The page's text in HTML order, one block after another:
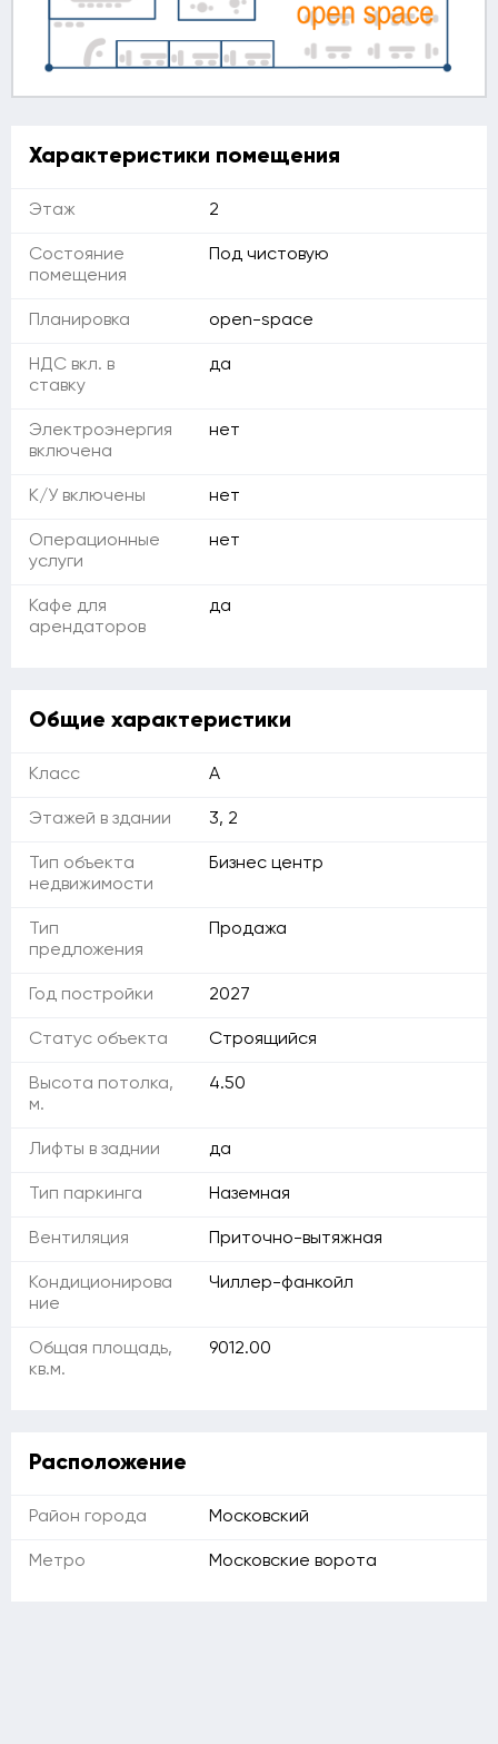
Характеристики помещения
Этаж 2
Состояние
помещения
Под чистовую
Планировка open-space
НДС вкл. в
ставку
да
Электроэнергия
включена
нет
К/У включены нет
Операционные
услуги
нет
Кафе для
арендаторов
да
Общие характеристики
Класс A
Этажей в здании 3, 2
Тип объекта
недвижимости
Бизнес центр
Тип
предложения
Продажа
Год постройки 2027
Статус объекта Строящийся
Высота потолка,
м.
4.50
Лифты в заднии да
Тип паркинга Наземная
Вентиляция Приточно-вытяжная
Кондиционирова
ние
Чиллер-фанкойл
Общая площадь,
кв.м.
9012.00
Расположение
Район города Московский
Метро Московские ворота